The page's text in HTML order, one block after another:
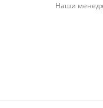
Наши